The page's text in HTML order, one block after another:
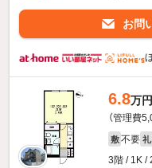
お問
6.8万円
（管理費
敷 不要 礼
3階 / 1K /